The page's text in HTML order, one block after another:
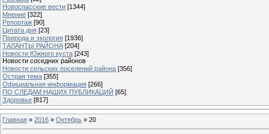
Новоспасские вести [1344]
Мнение [322]
Репортаж [90]
Цитата дня [23]
Природа и экология [1936]
ТАЛАНТЫ РАЙОНА [204]
Новости Южного куста [243]
Новости соседних районов
Новости сельских поселений района [356]
Острая тема [355]
Официальная информация [266]
ПО СЛЕДАМ НАШИХ ПУБЛИКАЦИЙ [65]
Здоровье [817]
Главная » 2016 » Октябрь » 20